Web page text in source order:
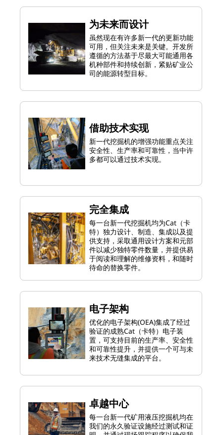
为未来而设计
虽然现在有许多新一代的更新功能
可用，但关注未来是关键。开发所
遵循的方法基于尽最大可能通用各
机种部件和持续创新，紧贴矿业公
司的能源转型目标。
借助技术实现
新一代挖掘机的增强功能重点关注
安全性、生产率和可靠性，当中许
多都可以通过技术实现。
完全集成
每一台新一代挖掘机均为Cat（卡
特）独力设计、制造、集成以及提
供支持，采取通用设计方案和元部
件以减少独特零件数量，并提供易
于阅读和理解的维修资料，和随时
待命的替换零件。
电子架构
优化的电子架构(OEA)集成了经过
验证的成熟Cat（卡特）电子装
置，可支持目前的生产率、安全性
和可靠性提升，并提供一个可与未
来技术无缝集成的平台。
卓越中心
每一台新一代矿用液压挖掘机均在
我们的永久验证设施经过测试和证